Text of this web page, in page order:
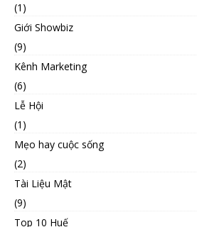
(1)
Giới Showbiz
(9)
Kênh Marketing
(6)
Lễ Hội
(1)
Mẹo hay cuộc sống
(2)
Tài Liệu Mật
(9)
Top 10 Huế